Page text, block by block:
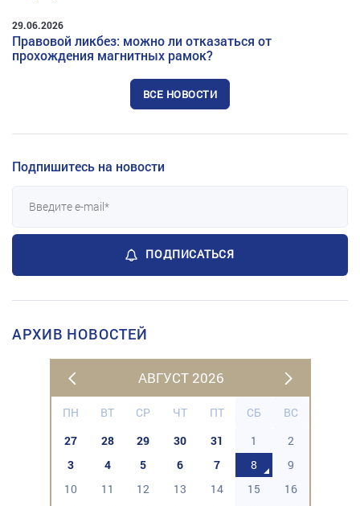
29.06.2026
Правовой ликбез: можно ли отказаться от
прохождения магнитных рамок?
ВСЕ НОВОСТИ
Подпишитесь на новости
ПОДПИСАТЬСЯ
АРХИВ НОВОСТЕЙ
АВГУСТ 2026
ПН ВТ СР ЧТ ПТ СБ
ВС
27
28 29 30 31 1
2
3
4 5 6 7 8
9
10
11 12 13 14 15
16